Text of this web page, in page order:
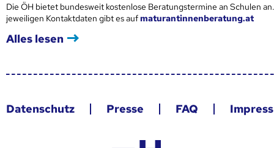
Die ÖH bietet bundesweit kostenlose Beratungstermine an Schulen
jeweiligen Kontaktdaten gibt es aufmaturantinnenberatung.at
Alles lesen
Datenschutz Presse FAQ